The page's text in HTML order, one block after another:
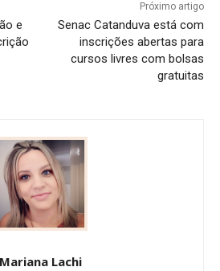
e
Próximo artigo
Senac Catanduva está com
inscrições abertas para
cursos livres com bolsas
gratuitas
Mariana Lachi